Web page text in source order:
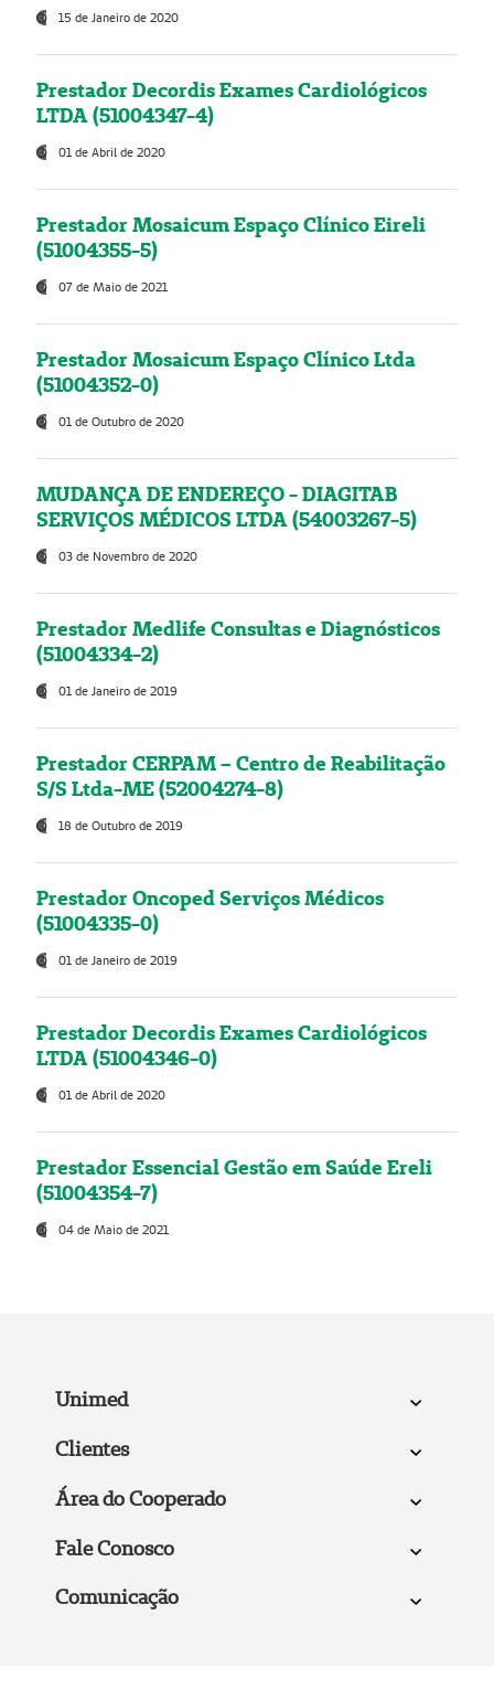
15 de Janeiro de 2020
Prestador Decordis Exames Cardiológicos
LTDA (51004347-4)
01 de Abril de 2020
Prestador Mosaicum Espaço Clínico Eireli
(51004355-5)
07 de Maio de 2021
Prestador Mosaicum Espaço Clínico Ltda
(51004352-0)
01 de Outubro de 2020
MUDANÇA DE ENDEREÇO - DIAGITAB
SERVIÇOS MÉDICOS LTDA (54003267-5)
03 de Novembro de 2020
Prestador Medlife Consultas e Diagnósticos
(51004334-2)
01 de Janeiro de 2019
Prestador CERPAM – Centro de Reabilitação
S/S Ltda-ME (52004274-8)
18 de Outubro de 2019
Prestador Oncoped Serviços Médicos
(51004335-0)
01 de Janeiro de 2019
Prestador Decordis Exames Cardiológicos
LTDA (51004346-0)
01 de Abril de 2020
Prestador Essencial Gestão em Saúde Ereli
(51004354-7)
04 de Maio de 2021
Unimed
Clientes
Área do Cooperado
Fale Conosco
Comunicação